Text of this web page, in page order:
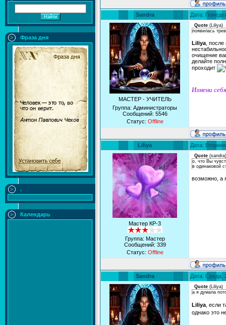
Фраза дня
.
Календарь
Sandra Дата:
МАСТЕР - УЧИТЕЛЬ
Группа: Администраторы
Сообщений: 5546
Статус: Offline
Quote (Liliya)
появилась
Liliya ,
очищение
делайте
проходит
Измени
Liliya Дата:
Мастер КР-3
Группа: Мастер
Сообщений: 339
Статус: Offline
Quote (sandra)
о, что Вы
в одинаковой
возможно, а
Sandra Дата: Среда,
Quote (Liliya)
а я думала
Liliya , если
однако это